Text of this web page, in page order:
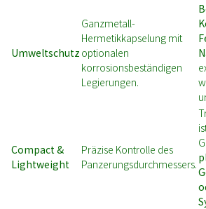
Umweltschutz
Ganzmetall-
Hermetikkapselung mit
optionalen
korrosionsbeständigen
Legierungen.
Compact &
Lightweight
Präzise Kontrolle des
Panzerungsdurchmessers.